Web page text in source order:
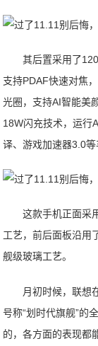
其后置采用了
支持PDAF快速对焦
光圈，支持AI智能美
18W闪充技术，运行
译、游戏加速器3.0等
这款手机正面采
工艺，前后面板沿用
舰级玻璃工艺。
月初时候，联想
号称“划时代旗舰”的
的，各方面的表现都